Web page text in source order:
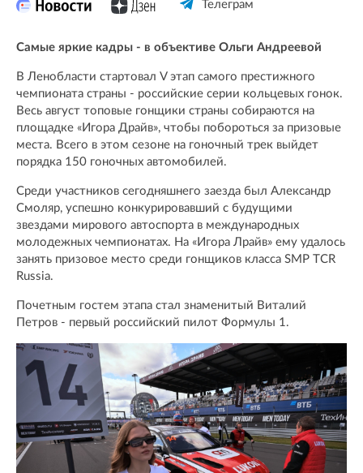
Телеграм
Самые яркие кадры - в объективе Ольги Андреевой
В Ленобласти стартовал V этап самого престижного
чемпионата страны - российские серии кольцевых гонок.
Весь август топовые гонщики страны собираются на
площадке «Игора Драйв», чтобы побороться за призовые
места. Всего в этом сезоне на гоночный трек выйдет
порядка 150 гоночных автомобилей.
Среди участников сегодняшнего заезда был Александр
Смоляр, успешно конкурировавший с будущими
звездами мирового автоспорта в международных
молодежных чемпионатах. На «Игора Лрайв» ему удалось
занять призовое место среди гонщиков класса SMP TCR
Russia.
Почетным гостем этапа стал знаменитый Виталий
Петров - первый российский пилот Формулы 1.